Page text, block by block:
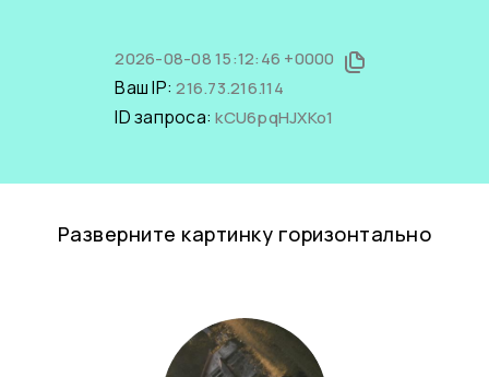
2026-08-08 15:12:46 +0000
Ваш IP:216.73.216.114
ID запроса:kCU6pqHJXKo1
Разверните картинку горизонтально